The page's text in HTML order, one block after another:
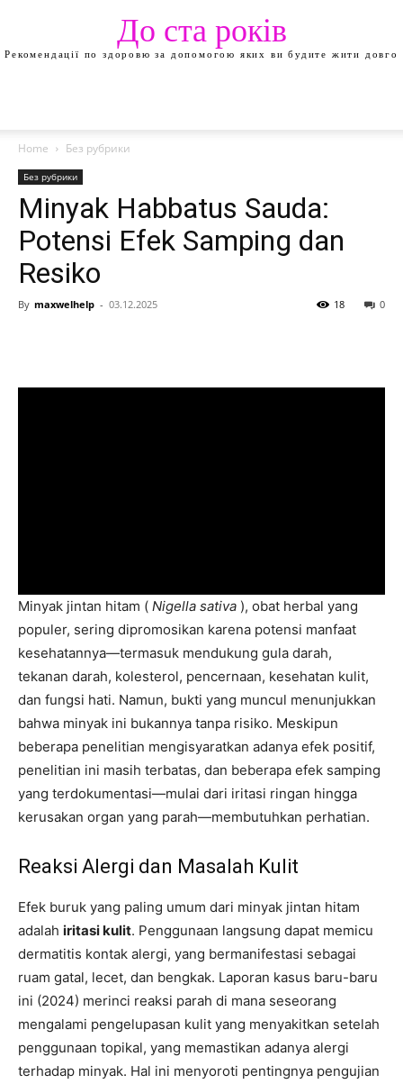
До ста років
Рекомендації по здоровю за допомогою яких ви будите жити довго
Home Без рубрики
Без рубрики
Minyak Habbatus Sauda:
Potensi Efek Samping dan
Resiko
By maxwelhelp - 03.12.2025 0
18
Minyak jintan hitam ( Nigella sativa ), obat herbal yang
populer, sering dipromosikan karena potensi manfaat
kesehatannya—termasuk mendukung gula darah,
tekanan darah, kolesterol, pencernaan, kesehatan kulit,
dan fungsi hati. Namun, bukti yang muncul menunjukkan
bahwa minyak ini bukannya tanpa risiko. Meskipun
beberapa penelitian mengisyaratkan adanya efek positif,
penelitian ini masih terbatas, dan beberapa efek samping
yang terdokumentasi—mulai dari iritasi ringan hingga
kerusakan organ yang parah—membutuhkan perhatian.
Reaksi Alergi dan Masalah Kulit
Efek buruk yang paling umum dari minyak jintan hitam
adalah iritasi kulit. Penggunaan langsung dapat memicu
dermatitis kontak alergi, yang bermanifestasi sebagai
ruam gatal, lecet, dan bengkak. Laporan kasus baru-baru
ini (2024) merinci reaksi parah di mana seseorang
mengalami pengelupasan kulit yang menyakitkan setelah
penggunaan topikal, yang memastikan adanya alergi
terhadap minyak. Hal ini menyoroti pentingnya pengujian